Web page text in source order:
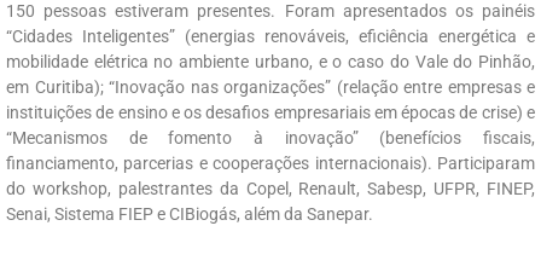
150 pessoas estiveram presentes. Foram apresentados os painéis
“Cidades Inteligentes” (energias renováveis, eficiência energética e
mobilidade elétrica no ambiente urbano, e o caso do Vale do Pinhão,
em Curitiba); “Inovação nas organizações” (relação entre empresas e
instituições de ensino e os desafios empresariais em épocas de crise) e
“Mecanismos de fomento à inovação” (benefícios fiscais,
financiamento, parcerias e cooperações internacionais). Participaram
do workshop, palestrantes da Copel, Renault, Sabesp, UFPR, FINEP,
Senai, Sistema FIEP e CIBiogás, além da Sanepar.